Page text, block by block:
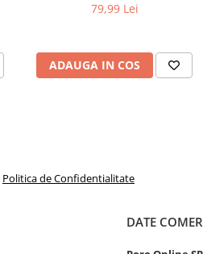
79,99 Lei
ADAUGA IN COS
Politica de Confidentialitate
DATE